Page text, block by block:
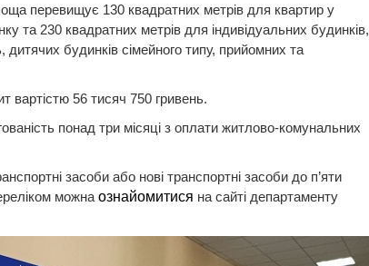
перевищує 130 квадратних метрів для квартир у
та 230 квадратних метрів для індивідуальних будинків,
будинків сімейного типу, прийомних та
вартістю 56 тисяч 750 гривень.
понад три місяці з оплати житлово-комунальних
засоби або нові транспортні засоби до п’яти
можна ознайомитися на сайті департаменту